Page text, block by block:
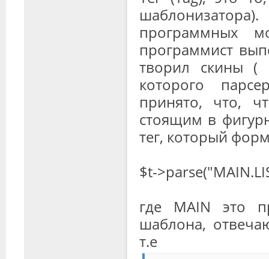
программных
программист
творил скины (
которого
принято, что,
стоящим в
тег, который
$t-
где MAIN это
шаблона,
т.е